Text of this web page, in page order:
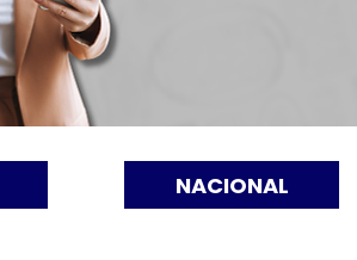
NACIONAL